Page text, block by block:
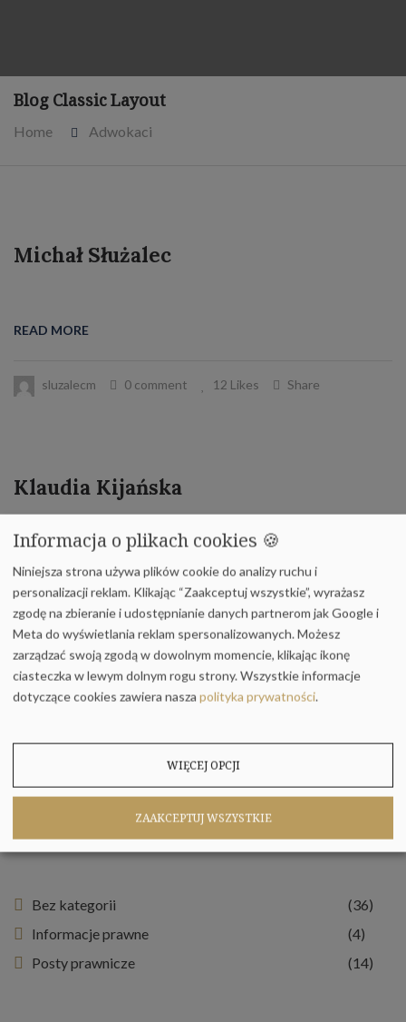
Blog Classic Layout
Home Adwokaci
Michał Służalec
READ MORE
sluzalecm 0 comment 12 Likes Share
Klaudia Kijańska
sluzalecm 0 comment
Bez kategorii
(36)
Informacje prawne
(4)
Posty prawnicze
(14)
Informacja o plikach cookies 🍪
Niniejsza strona używa plików cookie do analizy ruchu i
personalizacji reklam. Klikając “Zaakceptuj wszystkie”, wyrażasz
zgodę na zbieranie i udostępnianie danych partnerom jak Google i
Meta do wyświetlania reklam spersonalizowanych. Możesz
zarządzać swoją zgodą w dowolnym momencie, klikając ikonę
ciasteczka w lewym dolnym rogu strony.Wszystkie informacje
dotyczące cookies zawiera nasza polityka prywatności.
WIĘCEJ OPCJI
ZAAKCEPTUJ WSZYSTKIE